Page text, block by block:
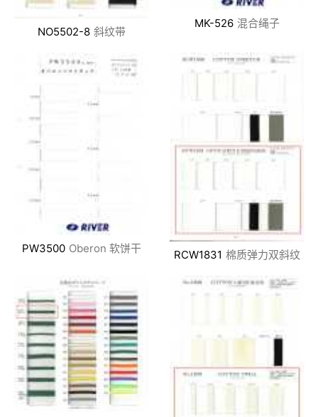
NO5502-8 斜纹带
MK-526 混合绳子
PW3500 Oberon 软饼干 RCW1831 棉质弹力双斜纹